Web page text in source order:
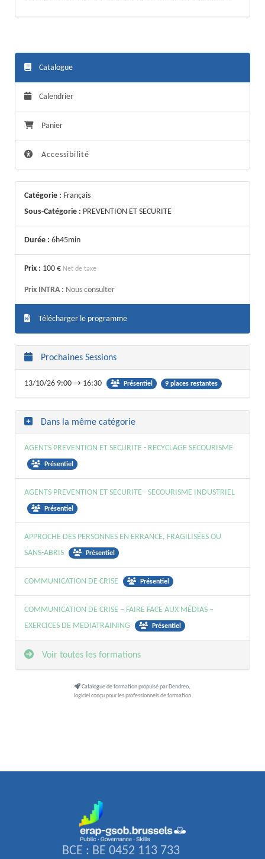
Catalogue
Calendrier
Panier
Accessibilité
Catégorie : Français
Sous-Catégorie : PREVENTION ET SECURITE
Durée : 6h45min
Prix : 100 € Net de taxe
Prix INTRA : Nous consulter
Télécharger le programme
Prochaines Sessions
13/10/26 9:00 → 16:30 Présentiel 9 places restantes
Dans la même catégorie
AGENTS PREVENTION ET SECURITE - RECYCLAGE SECOURISME
Présentiel
AGENTS PREVENTION ET SECURITE - SECOURISME INDUSTRIEL
Présentiel
APPROCHE DES PERSONNES EN ERRANCE, FRAGILISÉES OU
SANS-ABRIS
Présentiel
COMMUNICATION DE CRISE Présentiel
COMMUNICATION DE CRISE – FAIRE FACE AUX MÉDIAS –
EXERCICES DE MEDIATRAINING
Présentiel
Voir toutes les formations
Catalogue de formation propulsé par Dendreo,
logiciel conçu pour les professionnels de formation
BCE : BE 0452 113 733